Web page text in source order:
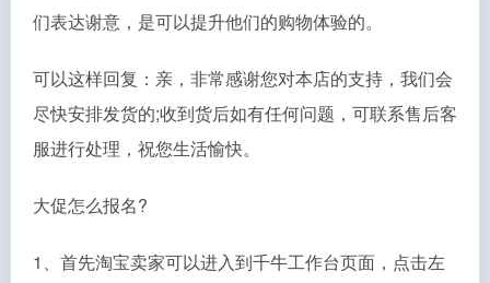
们表达谢意，是可以提升他们的购物体验的。
可以这样回复：亲，非常感谢您对本店的支持，我们会
尽快安排发货的;收到货后如有任何问题，可联系售后客
服进行处理，祝您生活愉快。
大促怎么报名?
1、首先淘宝卖家可以进入到千牛工作台页面，点击左